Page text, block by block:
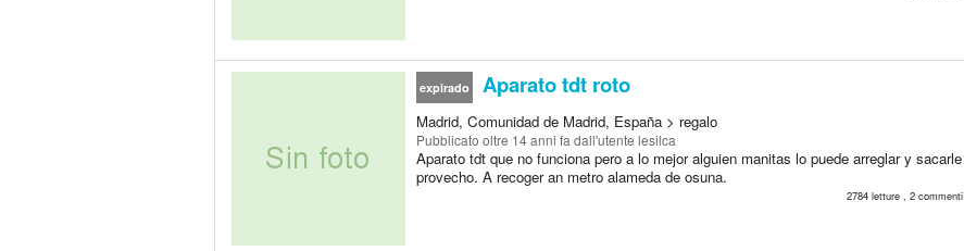
expirado Aparato tdt roto
Madrid, Comunidad de Madrid, España > regalo
Pubblicato oltre 14 anni fa dall'utente lesilca
Aparato tdt que no funciona pero a lo mejor alguien manitas lo puede arreglar y sacarle
provecho. A recoger an metro alameda de osuna.
2784 letture , 2 commenti